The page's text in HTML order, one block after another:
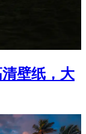
壁纸，大